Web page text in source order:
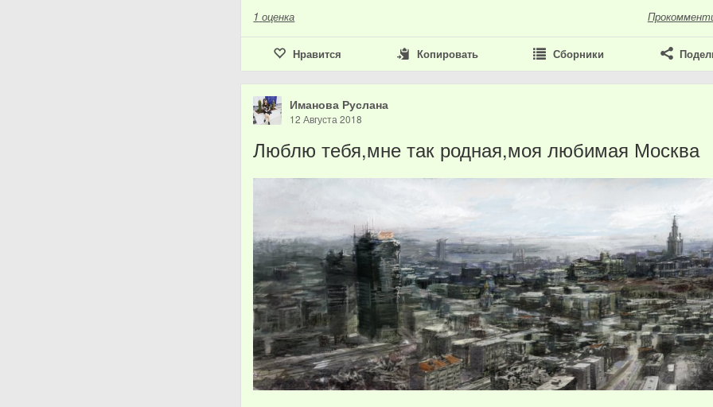
1 оценка
Нравится Копировать Сборники
Иманова Руслана
12 Августа 2018
Люблю тебя,мне так родная,моя любимая Москва